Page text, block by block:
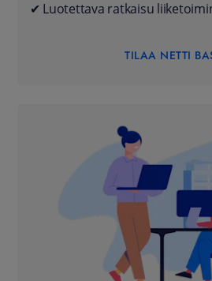
✔ Luotettava ratkaisu
TILAA NETTI